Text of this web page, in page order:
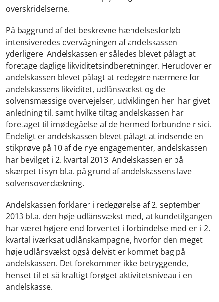
overskridelserne.
På baggrund af det beskrevne hændelsesforløb
intensiveredes overvågningen af andelskassen
yderligere. Andelskassen er således blevet pålagt at
foretage daglige likviditetsindberetninger. Herudover er
andelskassen blevet pålagt at redegøre nærmere for
andelskassens likviditet, udlånsvækst og de
solvensmæssige overvejelser, udviklingen heri har givet
anledning til, samt hvilke tiltag andelskassen har
foretaget til imødegåelse af de hermed forbundne risici.
Endeligt er andelskassen blevet pålagt at indsende en
stikprøve på 10 af de nye engagementer, andelskassen
har bevilget i 2. kvartal 2013. Andelskassen er på
skærpet tilsyn bl.a. på grund af andelskassens lave
solvensoverdækning.
Andelskassen forklarer i redegørelse af 2. september
2013 bl.a. den høje udlånsvækst med, at kundetilgangen
har været højere end forventet i forbindelse med en i 2.
kvartal iværksat udlånskampagne, hvorfor den meget
høje udlånsvækst også delvist er kommet bag på
andelskassen. Det forekommer ikke betryggende,
henset til et så kraftigt forøget aktivitetsniveau i en
andelskasse.